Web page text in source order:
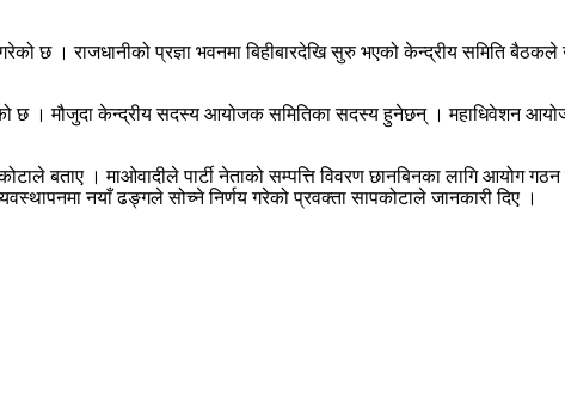
छ । राजधानीको प्रज्ञा भवनमा बिहीबारदेखि सुरु भएको केन्द्रीय समिति
। मौजुदा केन्द्रीय सदस्य आयोजक समितिका सदस्य हुनेछन् । महाधिवेशन
बताए । माओवादीले पार्टी नेताको सम्पत्ति विवरण छानबिनका लागि आयोग
नयाँ ढङ्गले सोच्ने निर्णय गरेको प्रवक्ता सापकोटाले जानकारी दिए ।